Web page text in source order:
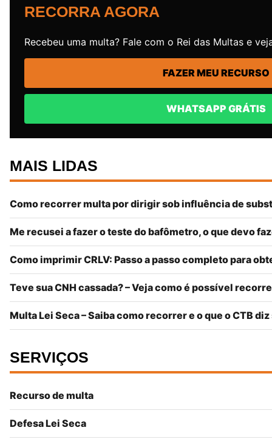
RECORRA AGORA
Recebeu uma multa? Fale com o Rei das Multas e
FAZER MEU RECURSO
WHATSAPP GRÁTIS
MAIS LIDAS
Como recorrer multa por dirigir sob influência de
Me recusei a fazer o teste do bafômetro, o que devo
Como imprimir CRLV: Passo a passo completo para
Teve sua CNH cassada? – Veja como é possível
Multa Lei Seca – Saiba como recorrer e o que o CTB
SERVIÇOS
Recurso de multa
Defesa Lei Seca